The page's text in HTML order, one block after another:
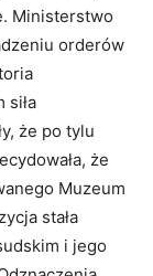
Ministerstwo
orderów
siła
że po tylu
że
Muzeum
stała
i jego